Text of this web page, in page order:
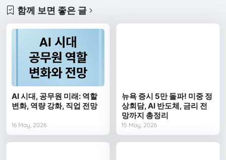
함께 보면 좋은 글
AI 시대, 공무원 미래: 역할
변화, 역량 강화, 직업 전망
16 May, 2026
뉴욕 증시 5만 돌파! 미중 정
상회담, AI 반도체, 금리 전
망까지 총정리
15 May, 2026